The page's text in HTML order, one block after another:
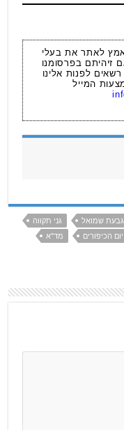
לאתר את בעלי
זיהיתם בפרסומנו
לפנות אלינו
המייל
גבעת שמואל
גני תקווה
יום הכיפורים
מד''א